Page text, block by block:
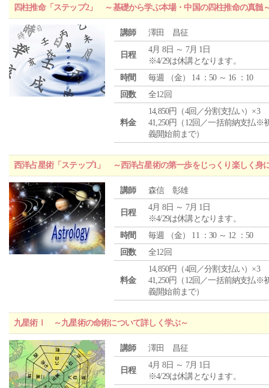
四柱推命「ステップ2」 ～基礎から学ぶ本場・中国の四柱推命の真髄
講師 澤田 昌征
日程
4月 8日 ～ 7月 1日
※4/29は休講となります。
時間
毎週 （金） 14 ：50 ～ 16 ：10
回数
全12回
料金
14,850円（4回／分割支払い）×3
41,250円（12回／一括前納支払※
義開始前まで）
西洋占星術「ステップ1」 ～西洋占星術の第一歩をじっくり楽しく身
講師 森信 彰雄
日程
4月 8日 ～ 7月 1日
※4/29は休講となります。
時間
毎週 （金） 11 ：30 ～ 12 ：50
回数
全12回
料金
14,850円（4回／分割支払い）×3
41,250円（12回／一括前納支払※
義開始前まで）
九星術Ⅰ ～九星術の命術について詳しく学ぶ～
講師 澤田 昌征
日程
4月 8日 ～ 7月 1日
※4/29は休講となります。